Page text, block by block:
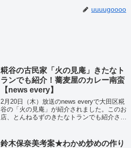
uuuugoooo
糀谷の古民家「火の見庵」きたなト
ランでも紹介！蕎麦屋のカレー南蛮
【news every】
2月20日（木）放送のnews everyで大田区糀
谷の「火の見庵」が紹介されました。このお
店、とんねるずのきたなトランでも紹介され
情報ときたなトランで紹介され...
鈴木保奈美考案★わかめ炒めの作り